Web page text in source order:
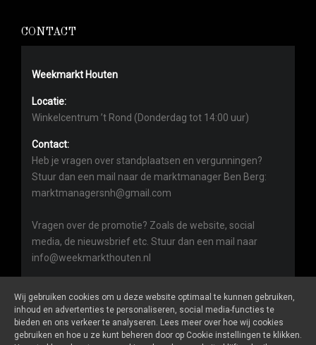
CONTACT
Weekmarkt Houten
Locatie:
Winkelcentrum ’t Rond (Donderdag tot 14:00 uur)
Contact:
Heb je vragen over standplaatsen en vergunningen?
Stuur dan een mail naar de marktmanager Ben Berg:
marktmanagersnh@gmail.com
Vragen over de promotie? Zoals de website, social
media, de nieuwsbrief etc. Stuur dan een mail naar
info@weekmarkthouten.nl
Wij gebruiken cookies om u deze website optimaal te kunnen gebruiken,
inhoud en advertenties te personaliseren, social media-functies te
bieden en ons verkeer te analyseren. Lees meer over hoe wij cookies
gebruiken en hoe u ze kunt beheren door op Cookie instellingen te klikken.